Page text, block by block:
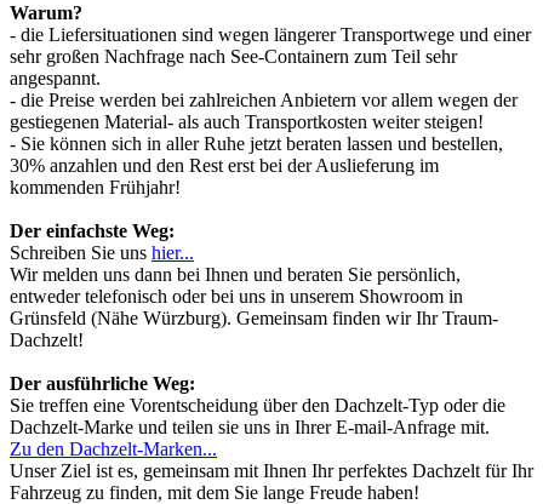
Warum?
- die Liefersituationen sind wegen längerer Transportwege und einer
sehr großen Nachfrage nach See-Containern zum Teil sehr
angespannt.
- die Preise werden bei zahlreichen Anbietern vor allem wegen der
gestiegenen Material- als auch Transportkosten weiter steigen!
- Sie können sich in aller Ruhe jetzt beraten lassen und bestellen,
30% anzahlen und den Rest erst bei der Auslieferung im
kommenden Frühjahr!
Der einfachste Weg:
Schreiben Sie uns hier...
Wir melden uns dann bei Ihnen und beraten Sie persönlich,
entweder telefonisch oder bei uns in unserem Showroom in
Grünsfeld (Nähe Würzburg). Gemeinsam finden wir Ihr Traum-
Dachzelt!
Der ausführliche Weg:
Sie treffen eine Vorentscheidung über den Dachzelt-Typ oder die
Dachzelt-Marke und teilen sie uns in Ihrer E-mail-Anfrage mit.
Zu den Dachzelt-Marken...
Unser Ziel ist es, gemeinsam mit Ihnen Ihr perfektes Dachzelt für Ihr
Fahrzeug zu finden, mit dem Sie lange Freude haben!